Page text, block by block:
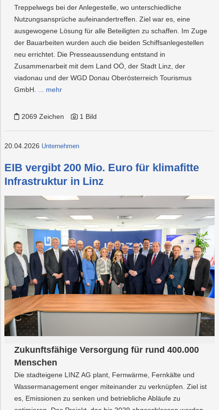
Treppelwegs bei der Anlegestelle, wo unterschiedliche
Nutzungsansprüche aufeinandertreffen. Ziel war es, eine
ausgewogene Lösung für alle Beteiligten zu schaffen. Im Zuge
der Bauarbeiten wurden auch die beiden Schiffsanlegestellen
neu errichtet. Die Presseaussendung entstand in
Zusammenarbeit mit dem Land OÖ, der Stadt Linz, der
viadonau und der WGD Donau Oberösterreich Tourismus
GmbH.
... mehr
2069 Zeichen 1 Bild
20.04.2026 Unternehmen
EIB vergibt 200 Mio. Euro für klimafitte
Infrastruktur in Linz
Zukunftsfähige Versorgung für rund 400.000
Menschen
Die stadteigene LINZ AG plant, Fernwärme, Fernkälte und
Wassermanagement enger miteinander zu verknüpfen. Ziel ist
es, Emissionen zu senken und betriebliche Abläufe zu